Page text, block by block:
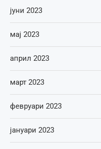
јуни 2023
мај 2023
април 2023
март 2023
февруари 2023
јануари 2023